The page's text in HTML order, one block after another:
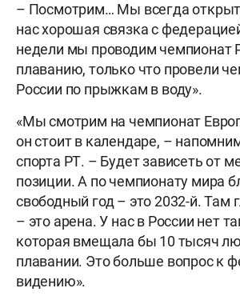
– Посмотрим… Мы всегда
нас хорошая связка с
недели мы проводим чемпионат
плаванию, только что провели
России по прыжкам в воду».
«Мы смотрим на чемпионат
он стоит в календаре, –
спорта РТ. – Будет зависеть от
позиции. А по чемпионату мира
свободный год – это 2032-й. Там
– это арена. У нас в России нет
которая вмещала бы 10 тысяч
плавании. Это больше вопрос к
видению».